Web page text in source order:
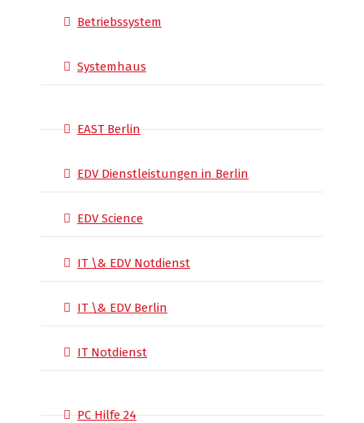
Betriebssystem
Systemhaus
EAST Berlin
EDV Dienstleistungen in Berlin
EDV Science
IT \& EDV Notdienst
IT \& EDV Berlin
IT Notdienst
PC Hilfe 24